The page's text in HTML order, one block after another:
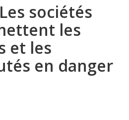
sociétés
les
et les
en danger